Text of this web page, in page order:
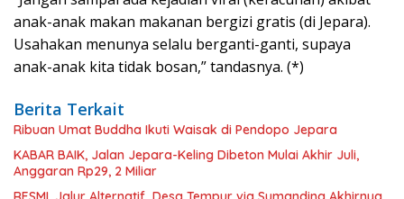
anak-anak makan makanan bergizi gratis (di Jepara).
Usahakan menunya selalu berganti-ganti, supaya
anak-anak kita tidak bosan,” tandasnya. (*)
Berita Terkait
Ribuan Umat Buddha Ikuti Waisak di Pendopo Jepara
KABAR BAIK, Jalan Jepara-Keling Dibeton Mulai Akhir Juli,
Anggaran Rp29, 2 Miliar